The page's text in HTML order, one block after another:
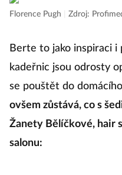
Florence Pugh Zdroj:
Berte to jako inspiraci i
kadeřnic jsou odrosty
se pouštět do
ovšem zůstává, co s
Žanety Bělíčkové, hair
salonu: